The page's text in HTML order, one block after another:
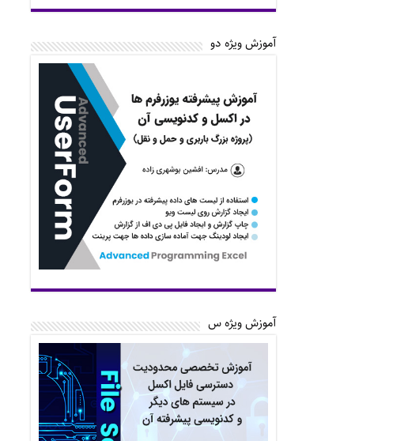
آموزش ویژه دو
آموزش ویژه س